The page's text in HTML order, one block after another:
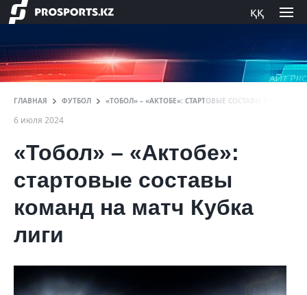
ққ
ГЛАВНАЯ ФУТБОЛ «ТОБОЛ» – «АКТОБЕ»: СТАРТОВЫЕ СОСТАВЫ КОМАНД
6 июля 2024
«Тобол» – «Актобе»:
стартовые составы
команд на матч Кубка
лиги